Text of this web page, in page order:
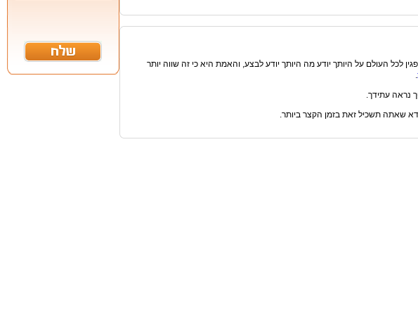
העולם על היותך יודע מה היותך יודע לבצע, והאמת היא כי זה שווה יותר
.
נראה עתידך.
שאתה תשכיל זאת בזמן הקצר ביותר.